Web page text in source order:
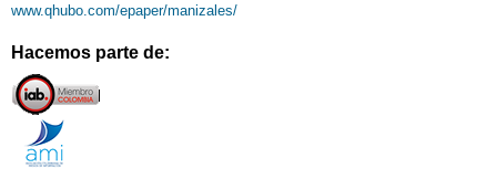
www.qhubo.com/epaper/manizales/
Hacemos parte de: